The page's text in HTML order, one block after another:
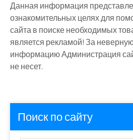
Данная информация
ознакомительных целях для
сайта в поиске необходимых
является рекламой! За
информацию Администрация
не несет.
Поиск по сайту